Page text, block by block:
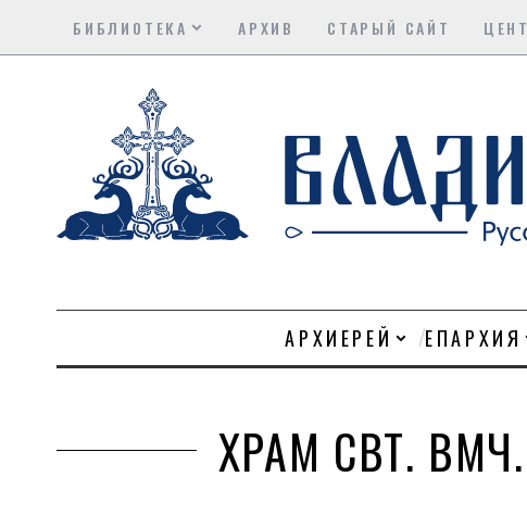
БИБЛИОТЕКА АРХИВ СТАРЫЙ САЙТ
АРХИЕРЕЙ ЕПАРХИЯ
ХРАМ СВТ.